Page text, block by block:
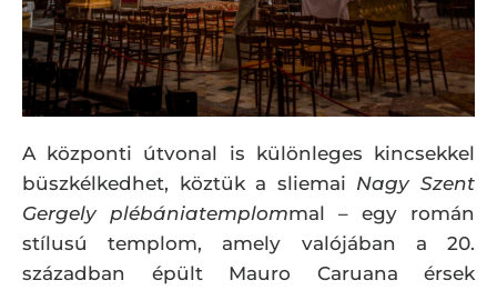
A központi útvonal is különleges kincsekkel
büszkélkedhet, köztük a sliemai Nagy Szent
Gergely plébániatemplommal – egy román
stílusú templom, amely valójában a 20.
században épült Mauro Caruana érsek